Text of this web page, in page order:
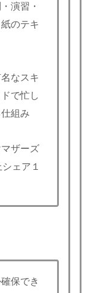
演習・
のテキ
なスキ
で忙し
組み
ザーズ
ェア１
保でき